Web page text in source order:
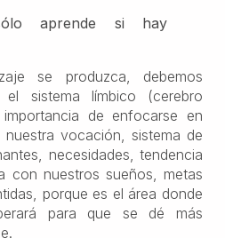
aprende si hay
se produzca, debemos
el sistema límbico (cerebro
de enfocarse en
nuestra vocación, sistema de
necesidades, tendencia
con nuestros sueños, metas
porque es el área donde
para que se dé más